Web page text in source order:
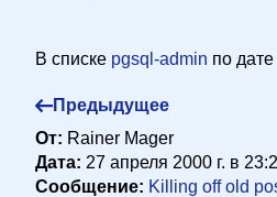
В списке pgsql-admin по
Предыдущее
От: Rainer Mager
Дата: 27 апреля 2000 г. в
Сообщение: Killing off old